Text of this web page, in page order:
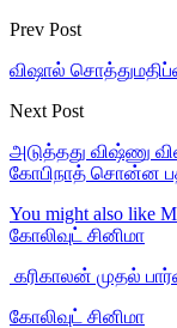
Prev Post
விஷால்
Next Post
அடுத்தது விஷ்ணு
கோபிநாத் சொன்ன
You might also like
கோலிவுட் சினிமா
கரிகாலன் முதல்
கோலிவுட் சினிமா